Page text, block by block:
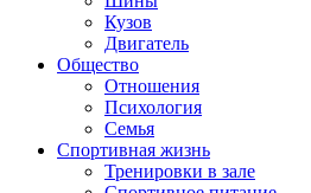
Кузов
Двигатель
Общество
Отношения
Психология
Семья
Спортивная жизнь
Тренировки в зале